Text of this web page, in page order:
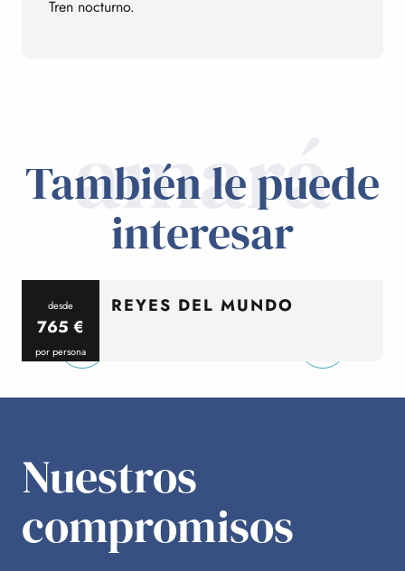
Tren nocturno.
amará
También le puede
interesar
desde
765 €
por persona
REYES DEL MUNDO
Nuestros
compromisos